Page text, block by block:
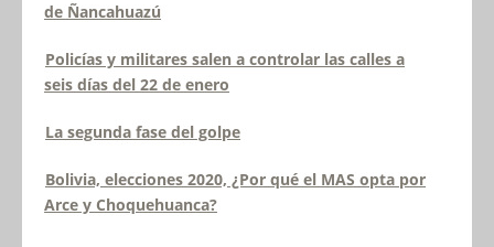
de Ñancahuazú
Policías y militares salen a controlar las calles a
seis días del 22 de enero
La segunda fase del golpe
Bolivia, elecciones 2020, ¿Por qué el MAS opta por
Arce y Choquehuanca?